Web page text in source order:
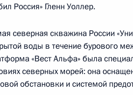
восстановление
изменения в закон об
2014 года, 14:05
Россия» Гленн Уоллер.
северная скважина России
воды в течение бурового
«Вест Альфа» была
северных морей: она
обстановки и системой